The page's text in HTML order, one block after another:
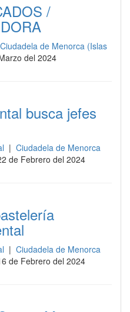
/
Ciudadela de Menorca (Islas
del 2024
busca jefes
| Ciudadela de Menorca
de Febrero del 2024
| Ciudadela de Menorca
de Febrero del 2024